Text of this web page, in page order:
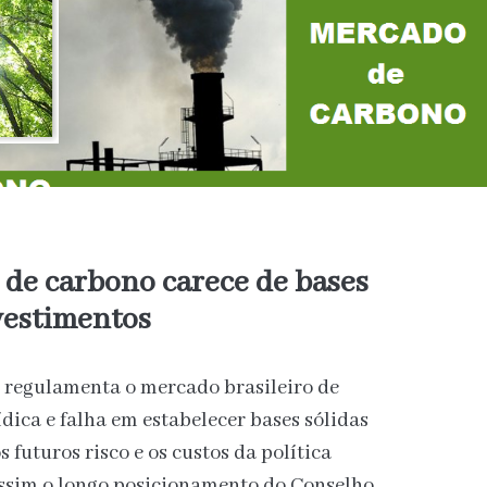
carbono carece de bases
regulamenta o mercado brasileiro de
e falha em estabelecer bases sólidas
futuros risco e os custos da política